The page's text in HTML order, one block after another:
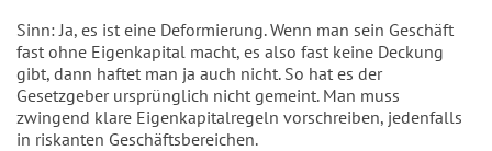
Sinn: Ja, es ist eine Deformierung. Wenn man sein Geschäft
fast ohne Eigenkapital macht, es also fast keine Deckung
gibt, dann haftet man ja auch nicht. So hat es der
Gesetzgeber ursprünglich nicht gemeint. Man muss
zwingend klare Eigenkapitalregeln vorschreiben, jedenfalls
in riskanten Geschäftsbereichen.